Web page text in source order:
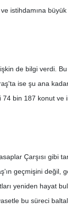
istihdamına büyük
de bilgi verdi.
ise şu ana
74 bin 187 konut ve
Çarşısı gibi
geçmişini değil,
yeniden hayat
bu süreci